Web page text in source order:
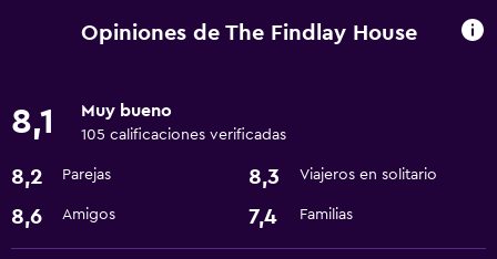
Wifi gratis
Sistema de entretenimiento
TV por cable o vía satélite
Opiniones de The Findlay House
8,1 Muy bueno
105 calificaciones verificadas
8,2 Parejas 8,3 Viajeros en solitario
8,6 Amigos 7,4 Familias